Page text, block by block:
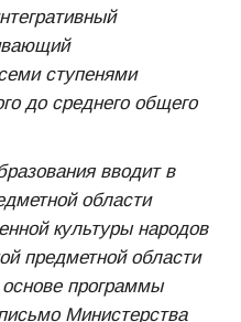
ступенями
до среднего общего
вводит в
области
культуры народов
предметной области
программы
Министерства